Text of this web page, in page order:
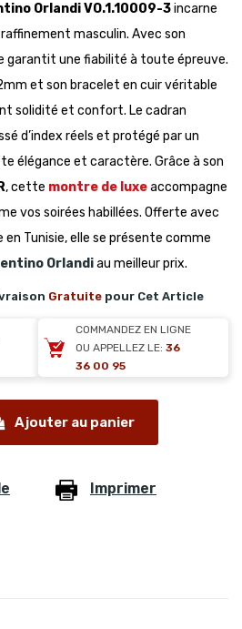
Orlandi VO.1.10009-3incarne
masculin. Avec son
garantit une fiabilité à toute épreuve.
et son bracelet en cuir véritable
solidité et confort. Le cadran
d’index réels et protégé par un
élégance et caractère. Grâce à son
, cette montre de luxeaccompagne
vos soirées habillées. Offerte avec
Tunisie, elle se présente comme
Orlandiau meilleur prix.
Gratuite pour Cet Article
COMMANDEZ EN LIGNE
OU APPELLEZ LE: 36
36 00 95
Ajouter au panier
Imprimer